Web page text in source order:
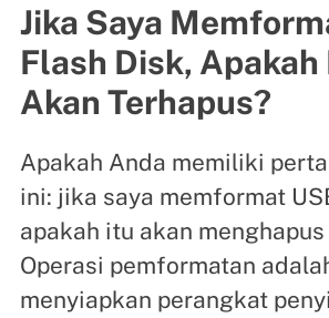
Jika Saya
Flash Disk, Apakah
Akan Terhapus?
Apakah Anda memiliki
ini: jika saya memformat
apakah itu akan
Operasi pemformatan
menyiapkan perangkat